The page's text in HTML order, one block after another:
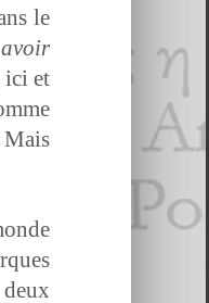
le
ici et
Mais